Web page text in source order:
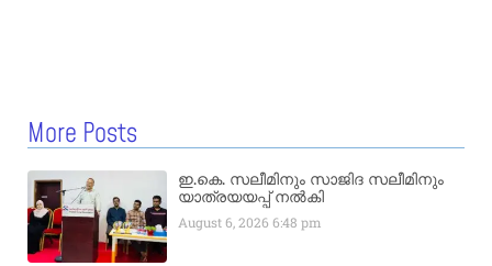
More Posts
ഇ.കെ. സലീമിനും സാജിദ സലീമിനും
യാത്രയയപ്പ് നൽകി
August 6, 20266:48 pm